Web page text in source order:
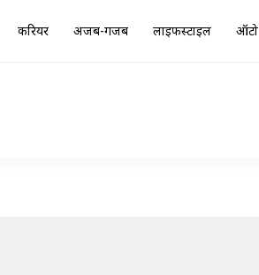
करियर अजब-गजब लाइफस्टाइल ऑटो